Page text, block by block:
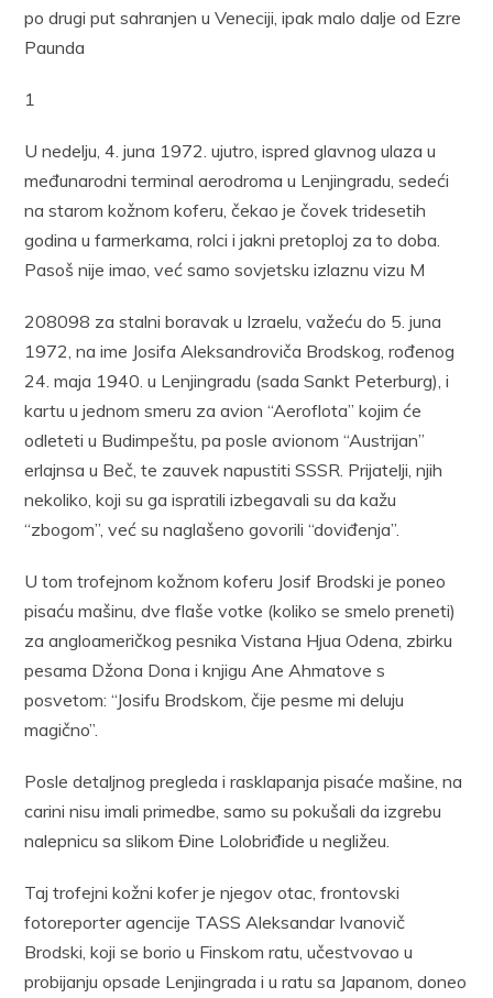
po drugi put sahranjen u Veneciji, ipak malo dalje od Ezre
Paunda
1
U nedelju, 4. juna 1972. ujutro, ispred glavnog ulaza u
međunarodni terminal aerodroma u Lenjingradu, sedeći
na starom kožnom koferu, čekao je čovek tridesetih
godina u farmerkama, rolci i jakni pretoploj za to doba.
Pasoš nije imao, već samo sovjetsku izlaznu vizu M
208098 za stalni boravak u Izraelu, važeću do 5. juna
1972, na ime Josifa Aleksandroviča Brodskog, rođenog
24. maja 1940. u Lenjingradu (sada Sankt Peterburg), i
kartu u jednom smeru za avion “Aeroflota” kojim će
odleteti u Budimpeštu, pa posle avionom “Austrijan”
erlajnsa u Beč, te zauvek napustiti SSSR. Prijatelji, njih
nekoliko, koji su ga ispratili izbegavali su da kažu
“zbogom”, već su naglašeno govorili “doviđenja”.
U tom trofejnom kožnom koferu Josif Brodski je poneo
pisaću mašinu, dve flaše votke (koliko se smelo preneti)
za angloameričkog pesnika Vistana Hjua Odena, zbirku
pesama Džona Dona i knjigu Ane Ahmatove s
posvetom: “Josifu Brodskom, čije pesme mi deluju
magično”.
Posle detaljnog pregleda i rasklapanja pisaće mašine, na
carini nisu imali primedbe, samo su pokušali da izgrebu
nalepnicu sa slikom Đine Lolobriđide u negližeu.
Taj trofejni kožni kofer je njegov otac, frontovski
fotoreporter agencije TASS Aleksandar Ivanovič
Brodski, koji se borio u Finskom ratu, učestvovao u
probijanju opsade Lenjingrada i u ratu sa Japanom, doneo